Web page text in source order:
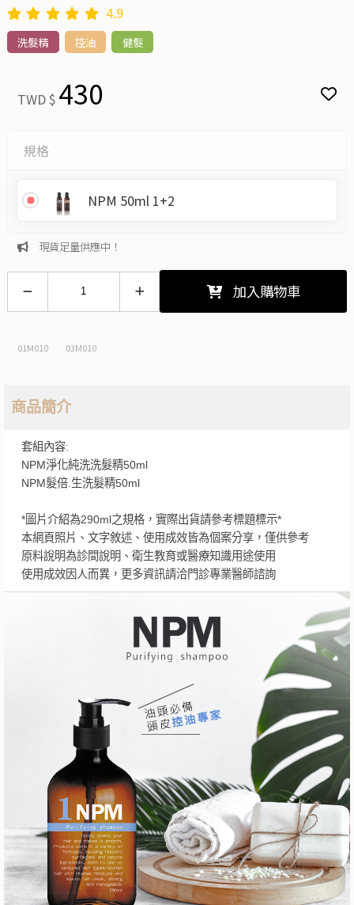
4.9
洗髮精 控油 健髮
TWD $ 430
規格
NPM 50ml 1+2
現貨足量供應中！
加入購物車
01M010 03M010
商品簡介
套組內容:
NPM淨化純洗洗髮精50ml
NPM髮倍.生洗髮精50ml
*圖片介紹為290ml之規格，實際出貨請參考標題標示*
本網頁照片、文字敘述、使用成效皆為個案分享，僅供參考
原料說明為診間說明、衛生教育或醫療知識用途使用
使用成效因人而異，更多資訊請洽門診專業醫師諮詢